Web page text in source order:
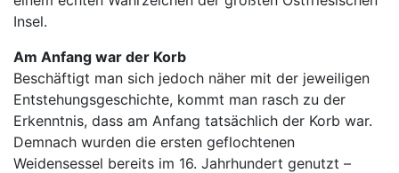
Insel.
Am Anfang war der Korb
Beschäftigt man sich jedoch näher mit der jeweiligen
Entstehungsgeschichte, kommt man rasch zu der
Erkenntnis, dass am Anfang tatsächlich der Korb war.
Demnach wurden die ersten geflochtenen
Weidensessel bereits im 16. Jahrhundert genutzt –